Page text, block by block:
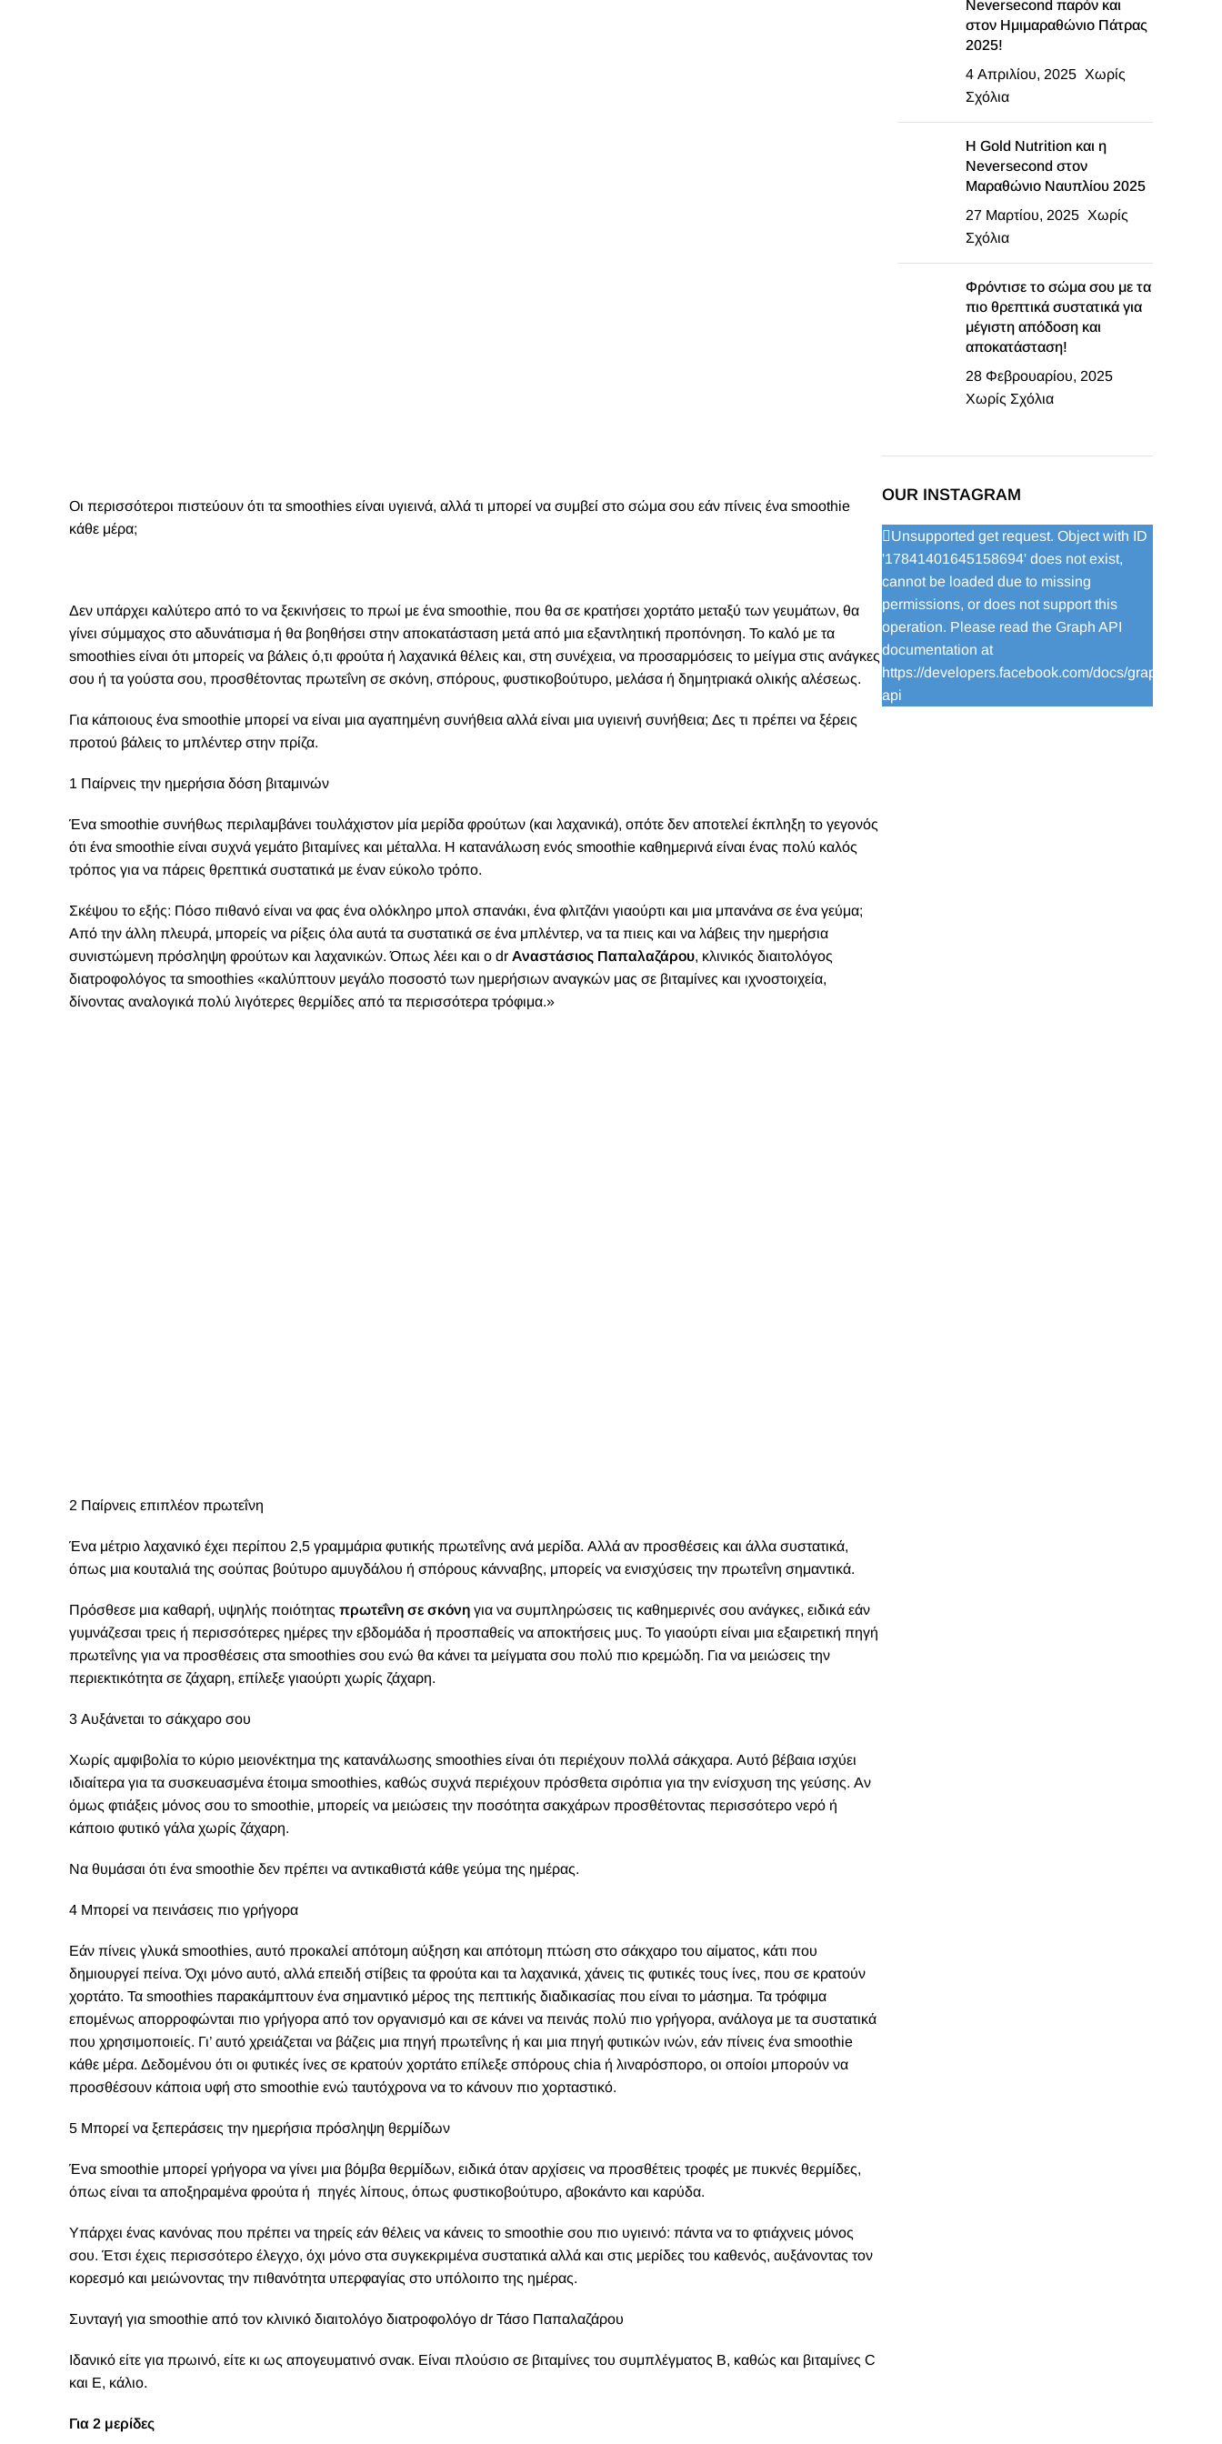
Οι περισσότεροι πιστεύουν ότι τα smoothies είναι υγιεινά, αλλά τι μπορεί να συμβεί στο σώμα σου εάν πίνεις ένα smoothie
κάθε μέρα;
Δεν υπάρχει καλύτερο από το να ξεκινήσεις το πρωί με ένα smoothie, που θα σε κρατήσει χορτάτο μεταξύ των γευμάτων, θα
γίνει σύμμαχος στο αδυνάτισμα ή θα βοηθήσει στην αποκατάσταση μετά από μια εξαντλητική προπόνηση. Το καλό με τα
smoothies είναι ότι μπορείς να βάλεις ό,τι φρούτα ή λαχανικά θέλεις και, στη συνέχεια, να προσαρμόσεις το μείγμα στις ανάγκες
σου ή τα γούστα σου, προσθέτοντας πρωτεΐνη σε σκόνη, σπόρους, φυστικοβούτυρο, μελάσα ή δημητριακά ολικής αλέσεως.
Για κάποιους ένα smoothie μπορεί να είναι μια αγαπημένη συνήθεια αλλά είναι μια υγιεινή συνήθεια; Δες τι πρέπει να ξέρεις
προτού βάλεις το μπλέντερ στην πρίζα.
1 Παίρνεις την ημερήσια δόση βιταμινών
Ένα smoothie συνήθως περιλαμβάνει τουλάχιστον μία μερίδα φρούτων (και λαχανικά), οπότε δεν αποτελεί έκπληξη το γεγονός
ότι ένα smoothie είναι συχνά γεμάτο βιταμίνες και μέταλλα. Η κατανάλωση ενός smoothie καθημερινά είναι ένας πολύ καλός
τρόπος για να πάρεις θρεπτικά συστατικά με έναν εύκολο τρόπο.
Σκέψου το εξής: Πόσο πιθανό είναι να φας ένα ολόκληρο μπολ σπανάκι, ένα φλιτζάνι γιαούρτι και μια μπανάνα σε ένα γεύμα;
Από την άλλη πλευρά, μπορείς να ρίξεις όλα αυτά τα συστατικά σε ένα μπλέντερ, να τα πιεις και να λάβεις την ημερήσια
συνιστώμενη πρόσληψη φρούτων και λαχανικών. Όπως λέει και ο dr Αναστάσιος Παπαλαζάρου, κλινικός διαιτολόγος
διατροφολόγος τα smoothies «καλύπτουν μεγάλο ποσοστό των ημερήσιων αναγκών μας σε βιταμίνες και ιχνοστοιχεία,
δίνοντας αναλογικά πολύ λιγότερες θερμίδες από τα περισσότερα τρόφιμα.»
2 Παίρνεις επιπλέον πρωτεΐνη
Ένα μέτριο λαχανικό έχει περίπου 2,5 γραμμάρια φυτικής πρωτεΐνης ανά μερίδα. Αλλά αν προσθέσεις και άλλα συστατικά,
όπως μια κουταλιά της σούπας βούτυρο αμυγδάλου ή σπόρους κάνναβης, μπορείς να ενισχύσεις την πρωτεΐνη σημαντικά.
Πρόσθεσε μια καθαρή, υψηλής ποιότητας πρωτεΐνη σε σκόνη για να συμπληρώσεις τις καθημερινές σου ανάγκες, ειδικά εάν
γυμνάζεσαι τρεις ή περισσότερες ημέρες την εβδομάδα ή προσπαθείς να αποκτήσεις μυς. Το γιαούρτι είναι μια εξαιρετική πηγή
πρωτεΐνης για να προσθέσεις στα smoothies σου ενώ θα κάνει τα μείγματα σου πολύ πιο κρεμώδη. Για να μειώσεις την
περιεκτικότητα σε ζάχαρη, επίλεξε γιαούρτι χωρίς ζάχαρη.
3 Αυξάνεται το σάκχαρο σου
Χωρίς αμφιβολία το κύριο μειονέκτημα της κατανάλωσης smoothies είναι ότι περιέχουν πολλά σάκχαρα. Αυτό βέβαια ισχύει
ιδιαίτερα για τα συσκευασμένα έτοιμα smoothies, καθώς συχνά περιέχουν πρόσθετα σιρόπια για την ενίσχυση της γεύσης. Αν
όμως φτιάξεις μόνος σου το smoothie, μπορείς να μειώσεις την ποσότητα σακχάρων προσθέτοντας περισσότερο νερό ή
κάποιο φυτικό γάλα χωρίς ζάχαρη.
Να θυμάσαι ότι ένα smoothie δεν πρέπει να αντικαθιστά κάθε γεύμα της ημέρας.
4 Μπορεί να πεινάσεις πιο γρήγορα
Εάν πίνεις γλυκά smoothies, αυτό προκαλεί απότομη αύξηση και απότομη πτώση στο σάκχαρο του αίματος, κάτι που
δημιουργεί πείνα. Όχι μόνο αυτό, αλλά επειδή στίβεις τα φρούτα και τα λαχανικά, χάνεις τις φυτικές τους ίνες, που σε κρατούν
χορτάτο. Τα smoothies παρακάμπτουν ένα σημαντικό μέρος της πεπτικής διαδικασίας που είναι το μάσημα. Τα τρόφιμα
επομένως απορροφώνται πιο γρήγορα από τον οργανισμό και σε κάνει να πεινάς πολύ πιο γρήγορα, ανάλογα με τα συστατικά
που χρησιμοποιείς. Γι’ αυτό χρειάζεται να βάζεις μια πηγή πρωτεΐνης ή και μια πηγή φυτικών ινών, εάν πίνεις ένα smoothie
κάθε μέρα. Δεδομένου ότι οι φυτικές ίνες σε κρατούν χορτάτο επίλεξε σπόρους chia ή λιναρόσπορο, οι οποίοι μπορούν να
προσθέσουν κάποια υφή στο smoothie ενώ ταυτόχρονα να το κάνουν πιο χορταστικό.
5 Μπορεί να ξεπεράσεις την ημερήσια πρόσληψη θερμίδων
Ένα smoothie μπορεί γρήγορα να γίνει μια βόμβα θερμίδων, ειδικά όταν αρχίσεις να προσθέτεις τροφές με πυκνές θερμίδες,
όπως είναι τα αποξηραμένα φρούτα ή πηγές λίπους, όπως φυστικοβούτυρο, αβοκάντο και καρύδα.
Υπάρχει ένας κανόνας που πρέπει να τηρείς εάν θέλεις να κάνεις το smoothie σου πιο υγιεινό: πάντα να το φτιάχνεις μόνος
σου. Έτσι έχεις περισσότερο έλεγχο, όχι μόνο στα συγκεκριμένα συστατικά αλλά και στις μερίδες του καθενός, αυξάνοντας τον
κορεσμό και μειώνοντας την πιθανότητα υπερφαγίας στο υπόλοιπο της ημέρας.
Συνταγή για smoothie από τον κλινικό διαιτολόγο διατροφολόγο dr Τάσο Παπαλαζάρου
Ιδανικό είτε για πρωινό, είτε κι ως απογευματινό σνακ. Είναι πλούσιο σε βιταμίνες του συμπλέγματος Β, καθώς και βιταμίνες C
και Ε, κάλιο.
Για 2 μερίδες
Neversecond παρόν και
στον Ημιμαραθώνιο Πάτρας
2025!
4 Απριλίου, 2025 Χωρίς
Σχόλια
Η Gold Nutrition και η
Neversecond στον
Μαραθώνιο Ναυπλίου 2025
27 Μαρτίου, 2025 Χωρίς
Σχόλια
Φρόντισε το σώμα σου με τα
πιο θρεπτικά συστατικά για
μέγιστη απόδοση και
αποκατάσταση!
28 Φεβρουαρίου, 2025
Χωρίς Σχόλια
OUR INSTAGRAM
Unsupported get request. Object with ID
'17841401645158694' does not exist,
cannot be loaded due to missing
permissions, or does not support this
operation. Please read the Graph API
documentation at
https://developers.facebook.com/docs/graph-
api